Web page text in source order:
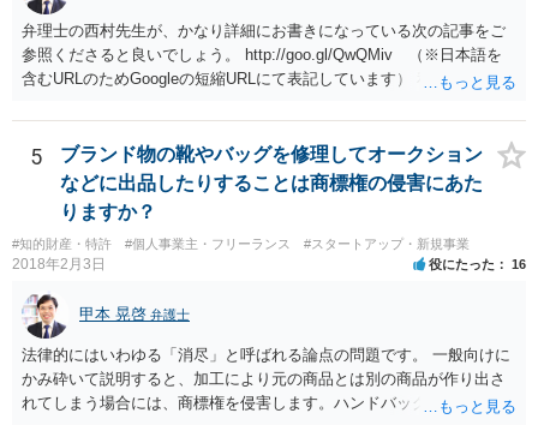
弁理士の西村先生が、かなり詳細にお書きになっている次の記事をご
参照くださると良いでしょう。 http://goo.gl/QwQMiv （※日本語を
含むURLのためGoogleの短縮URLにて表記しています） 私も同先生と
とも不正競争防止法上の問題は生じうると思います。
5
ブランド物の靴やバッグを修理してオークション
などに出品したりすることは商標権の侵害にあた
りますか？
#知的財産・特許 #個人事業主・フリーランス #スタートアップ・新規事業
2018年2月3日 役にたった 16
甲本 晃啓 弁護士
法律的にはいわゆる「消尽」と呼ばれる論点の問題です。 一般向けに
かみ砕いて説明すると、加工により元の商品とは別の商品が作り出さ
れてしまう場合には、商標権を侵害します。ハンドバッグをポーチに